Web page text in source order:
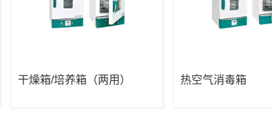
干燥箱/培养箱（两用） 热空气消毒箱